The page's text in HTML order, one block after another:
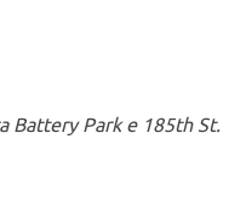
Battery Park e 185th St.